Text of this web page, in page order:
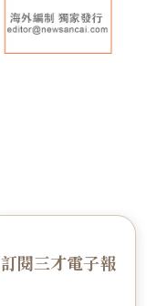
訂閱三才電子報